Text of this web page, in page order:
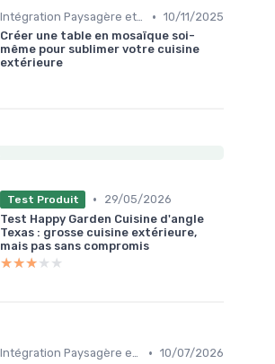
Intégration Paysagère et Décoration • 10/11/2025
Créer une table en mosaïque soi-
même pour sublimer votre cuisine
extérieure
Test Produit •
29/05/2026
Test Happy Garden Cuisine d'angle
Texas : grosse cuisine extérieure,
mais pas sans compromis
★★★★★
★★★★★
Intégration Paysagère et Décoration • 10/07/2026